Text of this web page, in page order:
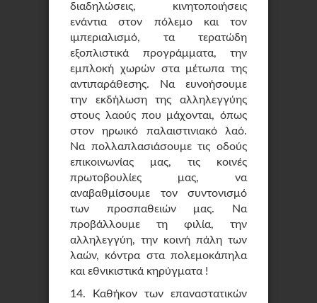
διαδηλώσεις, κινητοποιήσεις
ενάντια στον πόλεμο και τον
ιμπεριαλισμό, τα τερατώδη
εξοπλιστικά προγράμματα, την
εμπλοκή χωρών στα μέτωπα της
αντιπαράθεσης. Να ευνοήσουμε
την εκδήλωση της αλληλεγγύης
στους λαούς που μάχονται, όπως
στον ηρωικό παλαιστινιακό λαό.
Να πολλαπλασιάσουμε τις οδούς
επικοινωνίας μας, τις κοινές
πρωτοβουλίες μας, να
αναβαθμίσουμε τον συντονισμό
των προσπαθειών μας. Να
προβάλλουμε τη φιλία, την
αλληλεγγύη, την κοινή πάλη των
λαών, κόντρα στα πολεμοκάπηλα
και εθνικιστικά κηρύγματα !
14. Καθήκον των επαναστατικών